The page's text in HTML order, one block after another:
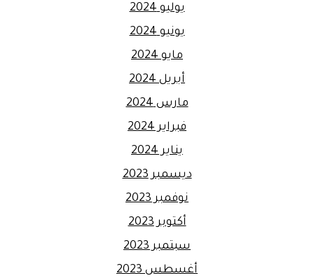
يوليو 2024
يونيو 2024
مايو 2024
أبريل 2024
مارس 2024
فبراير 2024
يناير 2024
ديسمبر 2023
نوفمبر 2023
أكتوبر 2023
سبتمبر 2023
أغسطس 2023